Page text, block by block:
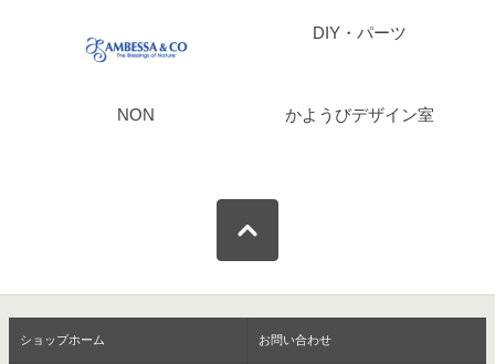
DIY・パーツ
NON かようびデザイン室
ショップホーム お問い合わせ